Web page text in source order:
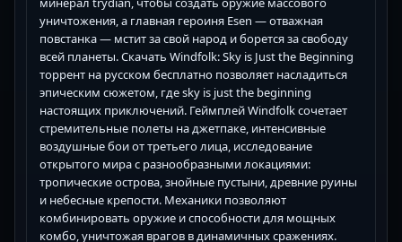
уничтожения, а главная героиня Esen — отважная
повстанка — мстит за свой народ и борется за свободу
всей планеты. Скачать Windfolk: Sky is Just the Beginning
торрент на русском бесплатно позволяет насладиться
эпическим сюжетом, где sky is just the beginning
настоящих приключений. Геймплей Windfolk сочетает
стремительные полеты на джетпаке, интенсивные
воздушные бои от третьего лица, исследование
открытого мира с разнообразными локациями:
тропические острова, знойные пустыни, древние руины
и небесные крепости. Механики позволяют
комбинировать оружие и способности для мощных
комбо, уничтожая врагов в динамичных сражениях.